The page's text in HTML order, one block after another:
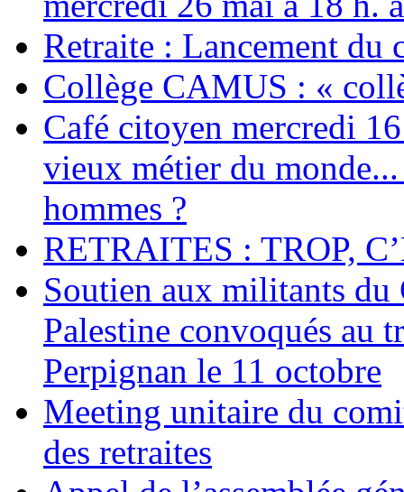
Retraite : Lancement du
Collège CAMUS : «
Café citoyen mercredi
vieux métier du
hommes ?
RETRAITES : TROP,
Soutien aux militants
Palestine convoqués au
Perpignan le 11 octobre
Meeting unitaire du
des retraites